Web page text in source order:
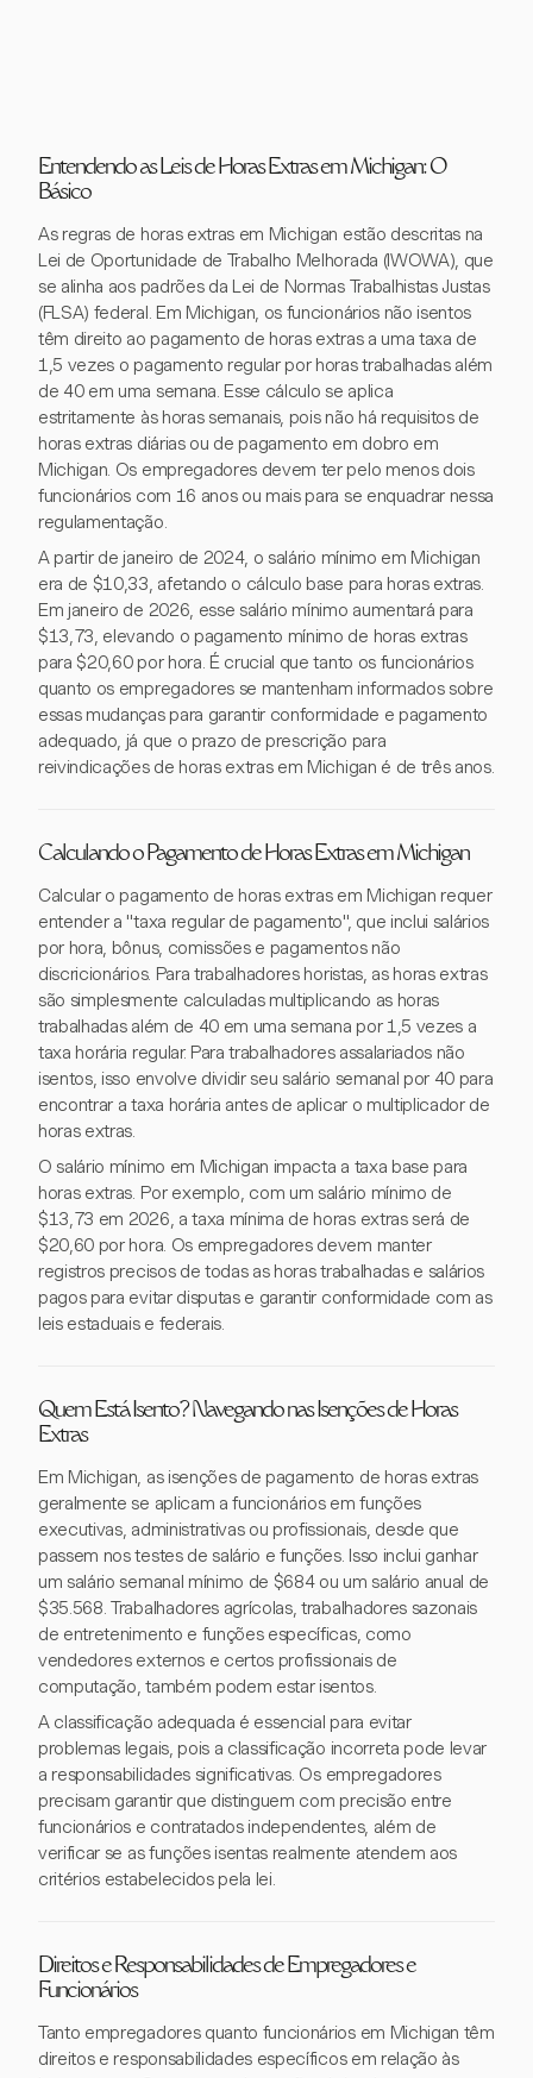
Entendendo as Leis de Horas Extras em Michigan: O
Básico
As regras de horas extras em Michigan estão descritas na
Lei de Oportunidade de Trabalho Melhorada (IWOWA), que
se alinha aos padrões da Lei de Normas Trabalhistas Justas
(FLSA) federal. Em Michigan, os funcionários não isentos
têm direito ao pagamento de horas extras a uma taxa de
1,5 vezes o pagamento regular por horas trabalhadas além
de 40 em uma semana. Esse cálculo se aplica
estritamente às horas semanais, pois não há requisitos de
horas extras diárias ou de pagamento em dobro em
Michigan. Os empregadores devem ter pelo menos dois
funcionários com 16 anos ou mais para se enquadrar nessa
regulamentação.
A partir de janeiro de 2024, o salário mínimo em Michigan
era de $10,33, afetando o cálculo base para horas extras.
Em janeiro de 2026, esse salário mínimo aumentará para
$13,73, elevando o pagamento mínimo de horas extras
para $20,60 por hora. É crucial que tanto os funcionários
quanto os empregadores se mantenham informados sobre
essas mudanças para garantir conformidade e pagamento
adequado, já que o prazo de prescrição para
reivindicações de horas extras em Michigan é de três anos.
Calculando o Pagamento de Horas Extras em Michigan
Calcular o pagamento de horas extras em Michigan requer
entender a "taxa regular de pagamento", que inclui salários
por hora, bônus, comissões e pagamentos não
discricionários. Para trabalhadores horistas, as horas extras
são simplesmente calculadas multiplicando as horas
trabalhadas além de 40 em uma semana por 1,5 vezes a
taxa horária regular. Para trabalhadores assalariados não
isentos, isso envolve dividir seu salário semanal por 40 para
encontrar a taxa horária antes de aplicar o multiplicador de
horas extras.
O salário mínimo em Michigan impacta a taxa base para
horas extras. Por exemplo, com um salário mínimo de
$13,73 em 2026, a taxa mínima de horas extras será de
$20,60 por hora. Os empregadores devem manter
registros precisos de todas as horas trabalhadas e salários
pagos para evitar disputas e garantir conformidade com as
leis estaduais e federais.
Quem Está Isento? Navegando nas Isenções de Horas
Extras
Em Michigan, as isenções de pagamento de horas extras
geralmente se aplicam a funcionários em funções
executivas, administrativas ou profissionais, desde que
passem nos testes de salário e funções. Isso inclui ganhar
um salário semanal mínimo de $684 ou um salário anual de
$35.568. Trabalhadores agrícolas, trabalhadores sazonais
de entretenimento e funções específicas, como
vendedores externos e certos profissionais de
computação, também podem estar isentos.
A classificação adequada é essencial para evitar
problemas legais, pois a classificação incorreta pode levar
a responsabilidades significativas. Os empregadores
precisam garantir que distinguem com precisão entre
funcionários e contratados independentes, além de
verificar se as funções isentas realmente atendem aos
critérios estabelecidos pela lei.
Direitos e Responsabilidades de Empregadores e
Funcionários
Tanto empregadores quanto funcionários em Michigan têm
direitos e responsabilidades específicos em relação às